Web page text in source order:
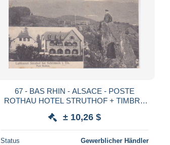
67 - BAS RHIN - ALSACE - POSTE
ROTHAU HOTEL STRUTHOF + TIMBRE
± 10,26 $
Status Gewerblicher Händler